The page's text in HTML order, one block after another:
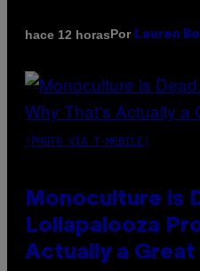
hace 12 horasPor Lauren
(PHOTO VIA T-MOBILE)
Monoculture is
Lollapalooza
Actually a Great